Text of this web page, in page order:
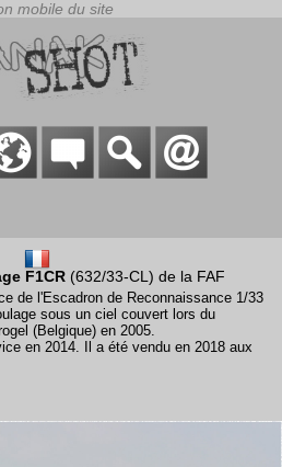
F1CR (632/33-CL) de la FAF
de l'Escadron de Reconnaissance 1/33
sous un ciel couvert lors du
(Belgique) en 2005.
en 2014. Il a été vendu en 2018 aux